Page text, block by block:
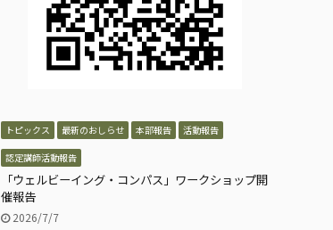
トピックス 最新のおしらせ 本部報告 活動報告
認定講師活動報告
「ウェルビーイング・コンパス」ワークショップ開
催報告
2026/7/7